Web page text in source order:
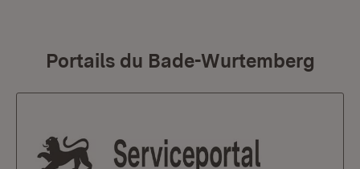
Portails du Bade-Wurtemberg